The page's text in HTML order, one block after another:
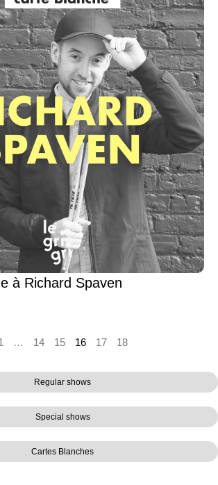
Regular shows
Special shows
Cartes Blanches
à Richard Spaven
… 14 15 16 17 18